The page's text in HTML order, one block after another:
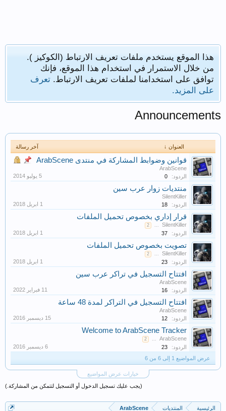
هذا الموقع يستخدم ملفات تعريف الارتباط (الكوكيز ).
من خلال الاستمرار في استخدام هذا الموقع، فإنك
توافق على استخدامنا لملفات تعريف الارتباط. تعرف
على المزيد.
Announcements
العنوان ↓ آخر رسالة
قوانين وضوابط المشاركة في منتدى ArabScene
ArabScene
الردود:
0
منتديات زوار عرب سين
SilentKiller
الردود:
18
قرار إداري بخصوص تحميل الملفات
SilentKiller
...
2
الردود: 37
تصويت بخصوص تحميل الملفات
SilentKiller
...
2
الردود: 23
افتتاح التسجيل في تراكر عرب سين
ArabScene
الردود:
16
افتتاح التسجيل في التراكر لمدة 48 ساعة
ArabScene
الردود:
12
Welcome to ArabScene Tracker
ArabScene
...
2
الردود: 23
عرض المواضيع 1 إلى 6 من 6
خيارات عرض المواضيع
(يجب عليك تسجيل الدخول أو التسجيل لتتمكن من المشاركة.)
الرئيسية المنتديات ArabScene